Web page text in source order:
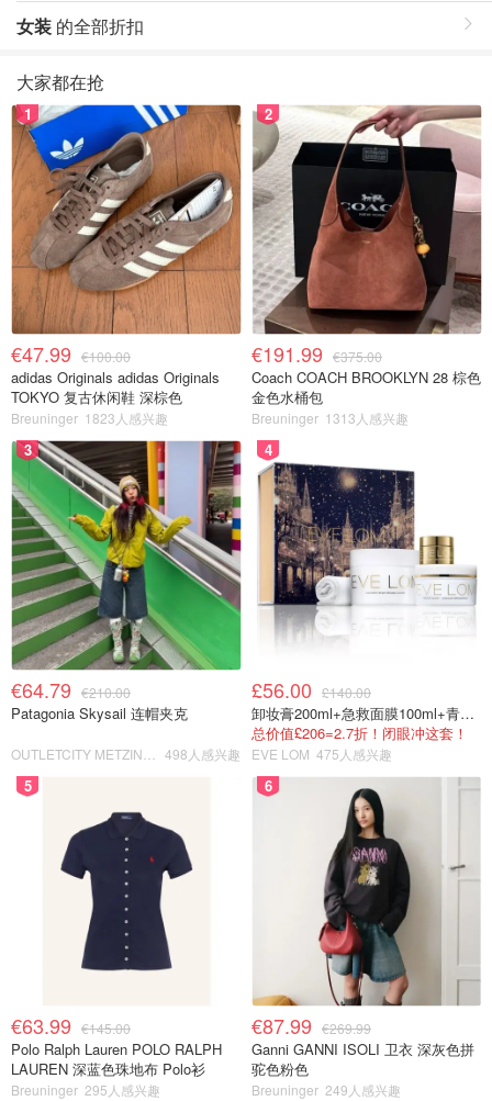
女装 的全部折扣
大家都在抢
1
€47.99 €100.00
adidas Originals adidas Originals
TOKYO 复古休闲鞋 深棕色
Breuninger 1823人感兴趣
2
€191.99 €375.00
Coach COACH BROOKLYN 28 棕色
金色水桶包
Breuninger 1313人感兴趣
3
€64.79 €210.00
Patagonia Skysail 连帽夹克
498人感兴趣
4
£56.00 £140.00
卸妆膏200ml+急救面膜100ml+青春面霜15ml
总价值£206=2.7折！闭眼冲这套！
EVE LOM 475人感兴趣
5
€63.99 €145.00
Polo Ralph Lauren POLO RALPH
LAUREN 深蓝色珠地布 Polo衫
Breuninger 295人感兴趣
6
€87.99 €269.99
Ganni GANNI ISOLI 卫衣 深灰色拼
驼色粉色
Breuninger 249人感兴趣